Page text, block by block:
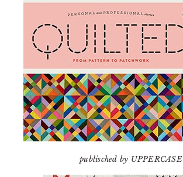
publisched by UPPERCASE